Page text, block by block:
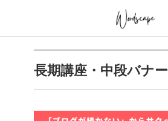
長期講座・中段バナー